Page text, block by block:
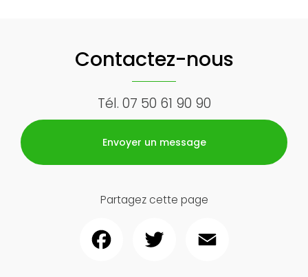
Contactez-nous
Tél. 07 50 61 90 90
Envoyer un message
Partagez cette page